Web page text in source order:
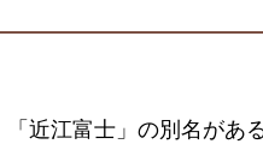
近江富士」の別名があ